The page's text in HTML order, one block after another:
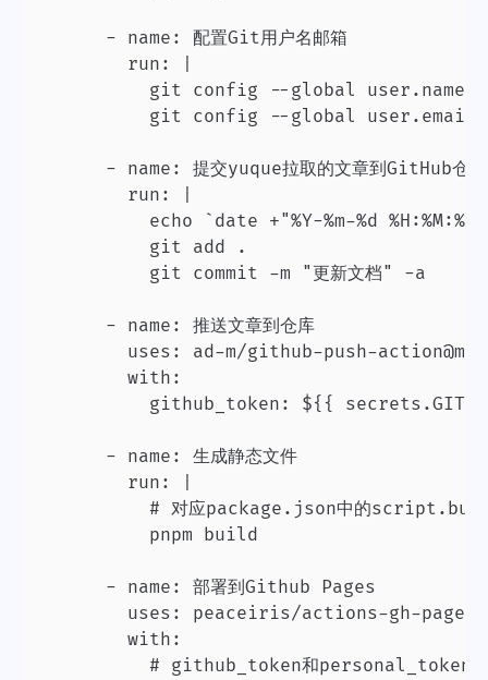
      - name: 配置Git用户名邮箱
        run: |
git config --global user.name
git config --global user.email
      - name: 提交yuque拉取的文章到GitHub仓库
        run: |
echo `date +"%Y-%m-%d
          git add .
          git commit -m "更新文档" -a
      - name: 推送文章到仓库
uses: ad-m/github-push-
        with:
github_token: ${{
      - name: 生成静态文件
        run: |
# 对应package.json中的
          pnpm build
      - name: 部署到Github Pages
uses: peaceiris/actions-gh-
        with:
# github_token和personal_token适